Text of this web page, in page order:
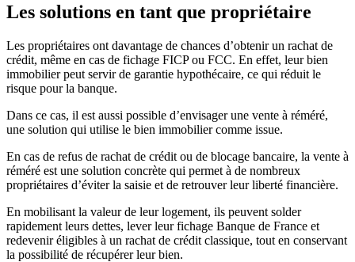
Les solutions en tant que propriétaire
Les propriétaires ont davantage de chances d’obtenir un rachat de
crédit, même en cas de fichage FICP ou FCC. En effet, leur bien
immobilier peut servir de garantie hypothécaire, ce qui réduit le
risque pour la banque.
Dans ce cas, il est aussi possible d’envisager une vente à réméré,
une solution qui utilise le bien immobilier comme issue.
En cas de refus de rachat de crédit ou de blocage bancaire, la vente à
réméré est une solution concrète qui permet à de nombreux
propriétaires d’éviter la saisie et de retrouver leur liberté financière.
En mobilisant la valeur de leur logement, ils peuvent solder
rapidement leurs dettes, lever leur fichage Banque de France et
redevenir éligibles à un rachat de crédit classique, tout en conservant
la possibilité de récupérer leur bien.